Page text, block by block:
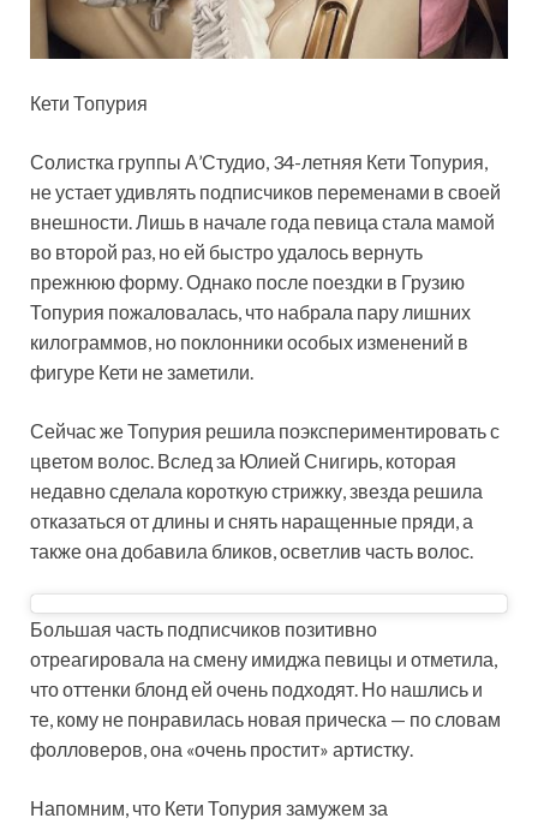
Кети Топурия
Солистка группы А’Студио, 34-летняя Кети Топурия,
не устает удивлять подписчиков переменами в своей
внешности. Лишь в начале года певица стала мамой
во второй раз, но ей быстро удалось вернуть
прежнюю форму. Однако после поездки в Грузию
Топурия пожаловалась, что набрала пару лишних
килограммов, но поклонники особых изменений в
фигуре Кети не заметили.
Сейчас же Топурия решила поэкспериментировать с
цветом волос. Вслед за Юлией Снигирь, которая
недавно сделала короткую стрижку, звезда решила
отказаться от длины и снять наращенные пряди, а
также она добавила бликов, осветлив часть волос.
Большая часть подписчиков позитивно
отреагировала на смену имиджа певицы и отметила,
что оттенки блонд ей очень подходят. Но нашлись и
те, кому не понравилась новая прическа — по словам
фолловеров, она «очень простит» артистку.
Напомним, что Кети Топурия замужем за